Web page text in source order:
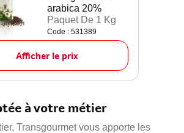
arabica 20%
Paquet De 1 Kg
Code : 531389
Afficher le prix
à votre métier
Transgourmet vous apporte les